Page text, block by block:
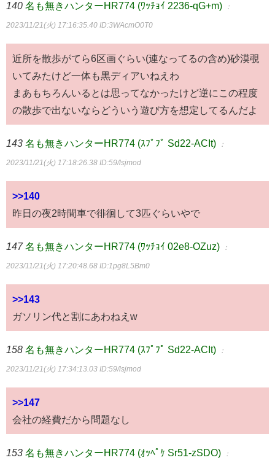
140 名も無きハンターHR774 (ﾜｯﾁｮｲ 2236-qG+m) ：
2023/11/21(火) 17:16:35.40 ID:3WAcmO0T0
近所を散歩がてら6区画ぐらい(連なってるの含め)砂漠覗
いてみたけど一体も黒ディアいねえわ
まあもちろんいるとは思ってなかったけど逆にこの程度
の散歩で出ないならどういう遊び方を想定してるんだよ
143 名も無きハンターHR774 (ｽﾌﾟﾌﾟ Sd22-ACIt) ：
2023/11/21(火) 17:18:26.38 ID:59/lsjmod
>>140
昨日の夜2時間車で徘徊して3匹ぐらいやで
147 名も無きハンターHR774 (ﾜｯﾁｮｲ 02e8-OZuz) ：
2023/11/21(火) 17:20:48.68 ID:1pg8L5Bm0
>>143
ガソリン代と割にあわねえw
158 名も無きハンターHR774 (ｽﾌﾟﾌﾟ Sd22-ACIt) ：
2023/11/21(火) 17:34:13.03 ID:59/lsjmod
>>147
会社の経費だから問題なし
153 名も無きハンターHR774 (ｵｯﾍﾟｹ Sr51-zSDO) ：